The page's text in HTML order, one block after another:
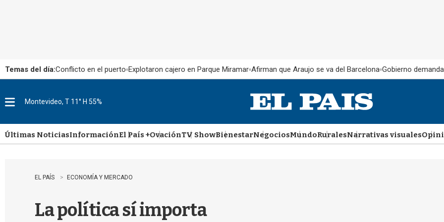
Temas del día:Conflicto en el puerto Explotaron cajero en Parque Miramar Afirman que Araujo se va del Barcelona Gobierno
u
Montevideo, T 11° H 55%
Últimas NoticiasInformaciónEl País +OvaciónTV ShowBienestarNegociosMundoRuralesNarrativas visuales
EL PAÍS ECONOMÍA Y MERCADO
La política sí importa